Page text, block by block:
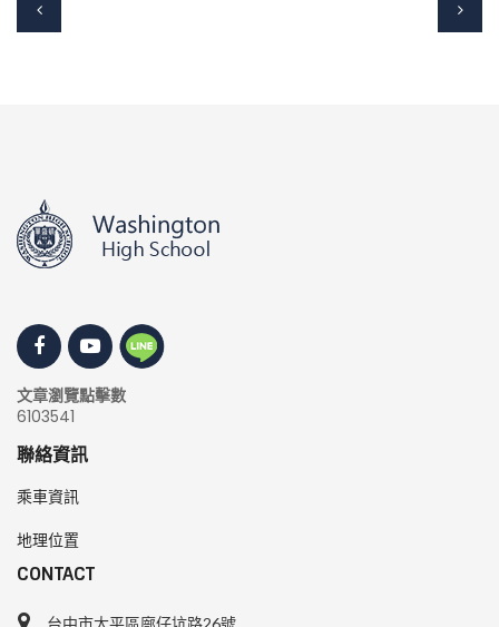
文章瀏覽點擊數
6103541
聯絡資訊
乘車資訊
地理位置
CONTACT
台中市太平區廍仔坑路26號